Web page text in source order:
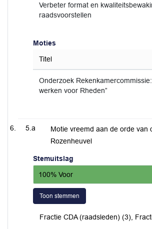
Verbeter format en
raadsvoorstellen
Moties
Titel
Onderzoek
werken voor Rheden”
5.a
Motie vreemd aan de orde van
Rozenheuvel
Stemuitslag
100% Voor
Toon stemmen
Fractie CDA (raadsleden) (3),